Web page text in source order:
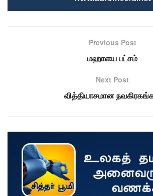
Previous Post
மஹாளய பட்சம்
Next Post
வித்தியாசமான